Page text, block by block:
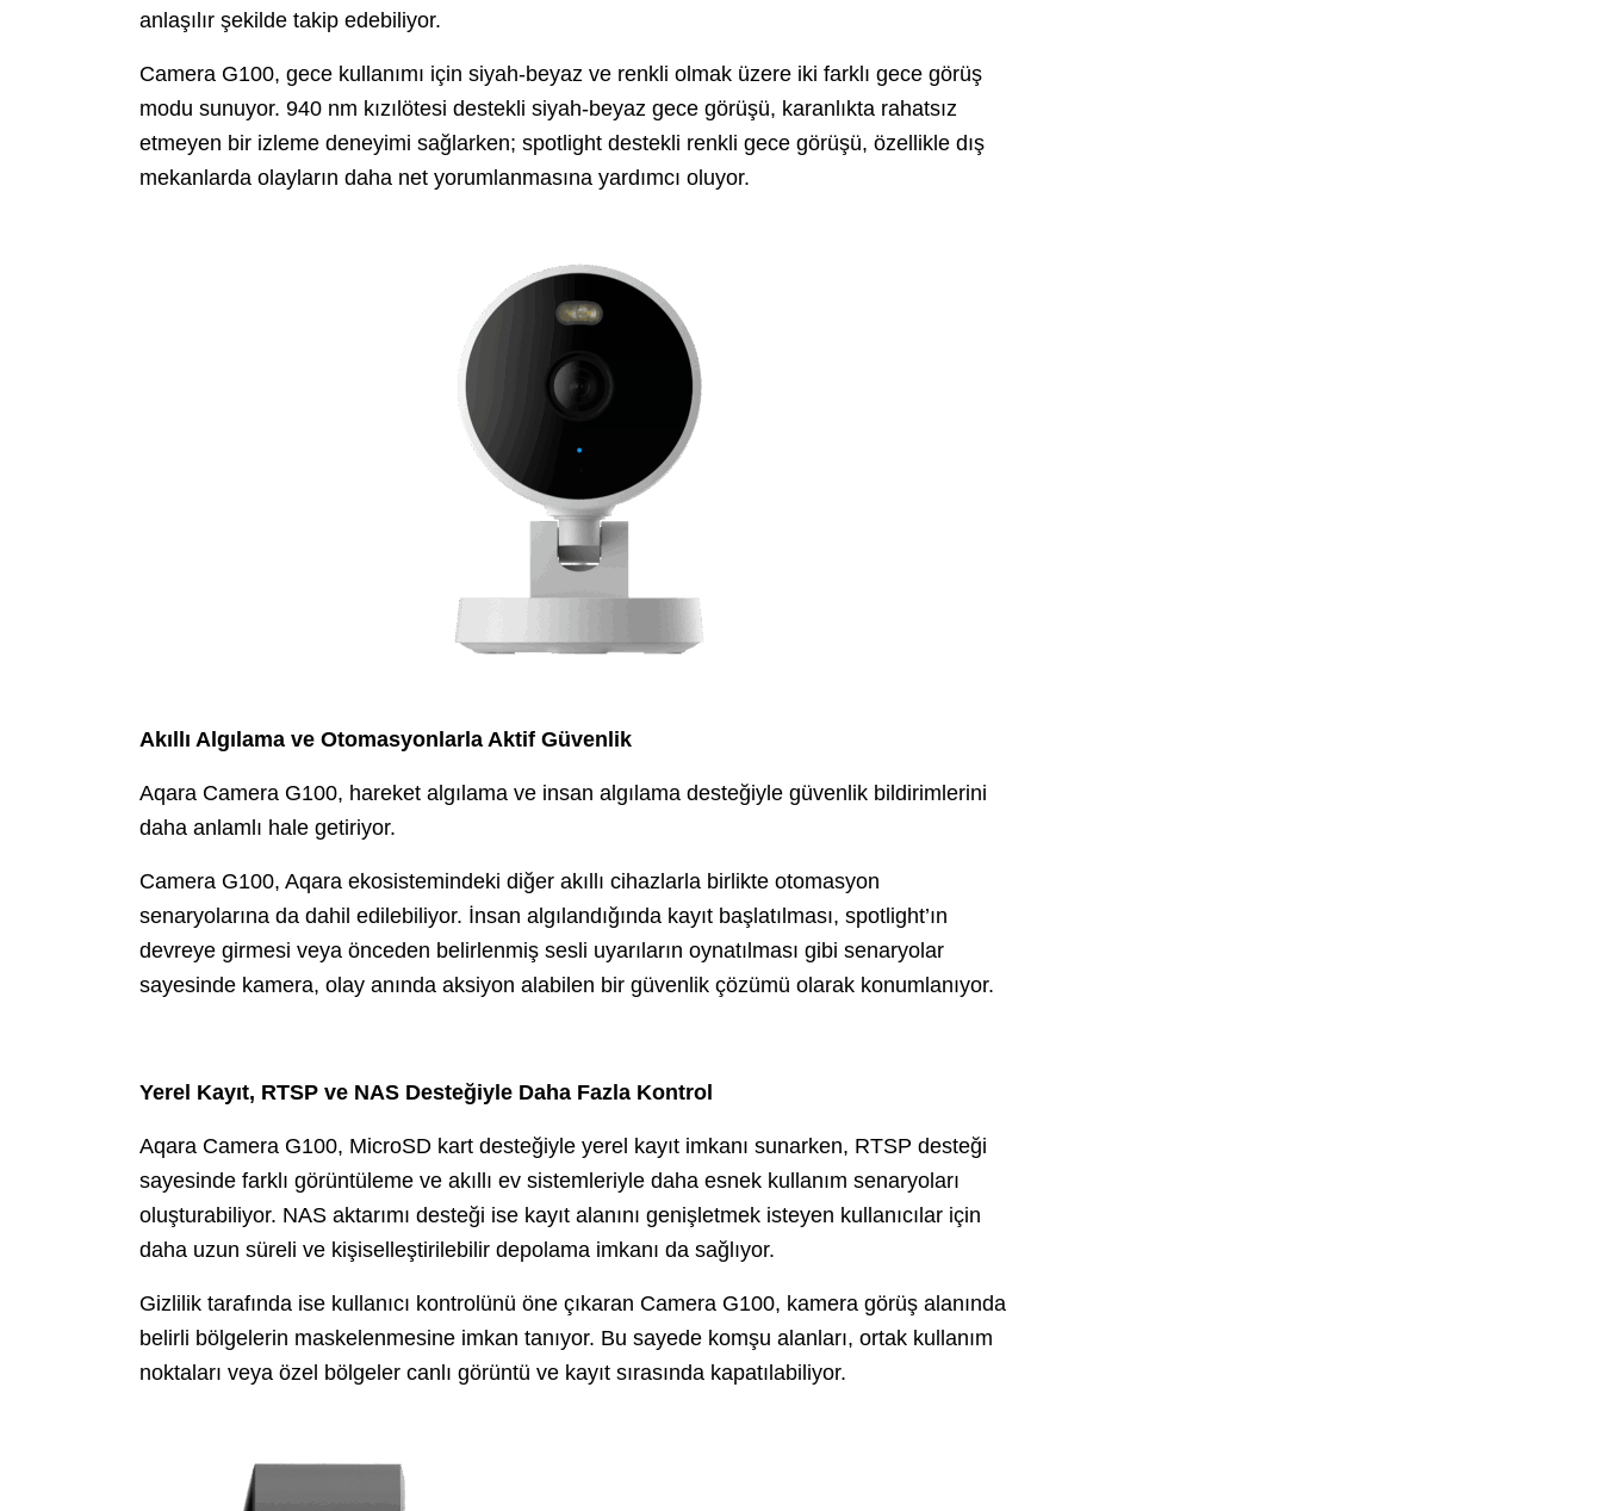
anlaşılır şekilde takip edebiliyor.
Camera G100, gece kullanımı için siyah-beyaz ve renkli olmak üzere iki farklı gece görüş
modu sunuyor. 940 nm kızılötesi destekli siyah-beyaz gece görüşü, karanlıkta rahatsız
etmeyen bir izleme deneyimi sağlarken; spotlight destekli renkli gece görüşü, özellikle dış
mekanlarda olayların daha net yorumlanmasına yardımcı oluyor.
Akıllı Algılama ve Otomasyonlarla Aktif Güvenlik
Aqara Camera G100, hareket algılama ve insan algılama desteğiyle güvenlik bildirimlerini
daha anlamlı hale getiriyor.
Camera G100, Aqara ekosistemindeki diğer akıllı cihazlarla birlikte otomasyon
senaryolarına da dahil edilebiliyor. İnsan algılandığında kayıt başlatılması, spotlight’ın
devreye girmesi veya önceden belirlenmiş sesli uyarıların oynatılması gibi senaryolar
sayesinde kamera, olay anında aksiyon alabilen bir güvenlik çözümü olarak konumlanıyor.
Yerel Kayıt, RTSP ve NAS Desteğiyle Daha Fazla Kontrol
Aqara Camera G100, MicroSD kart desteğiyle yerel kayıt imkanı sunarken, RTSP desteği
sayesinde farklı görüntüleme ve akıllı ev sistemleriyle daha esnek kullanım senaryoları
oluşturabiliyor. NAS aktarımı desteği ise kayıt alanını genişletmek isteyen kullanıcılar için
daha uzun süreli ve kişiselleştirilebilir depolama imkanı da sağlıyor.
Gizlilik tarafında ise kullanıcı kontrolünü öne çıkaran Camera G100, kamera görüş alanında
belirli bölgelerin maskelenmesine imkan tanıyor. Bu sayede komşu alanları, ortak kullanım
noktaları veya özel bölgeler canlı görüntü ve kayıt sırasında kapatılabiliyor.